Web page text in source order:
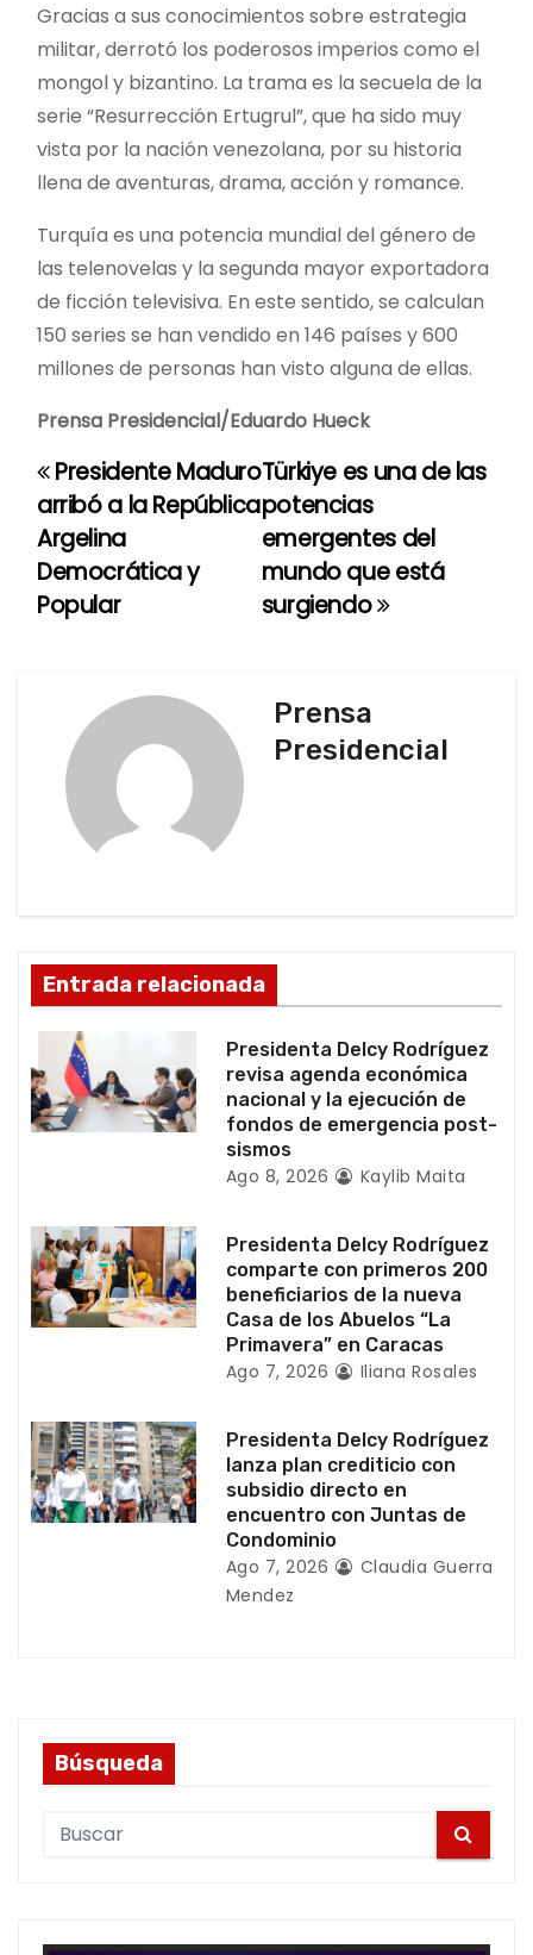
Gracias a sus conocimientos sobre estrategia
militar, derrotó los poderosos imperios como el
mongol y bizantino. La trama es la secuela de la
serie “Resurrección Ertugrul”, que ha sido muy
vista por la nación venezolana, por su historia
llena de aventuras, drama, acción y romance.
Turquía es una potencia mundial del género de
las telenovelas y la segunda mayor exportadora
de ficción televisiva. En este sentido, se calculan
150 series se han vendido en 146 países y 600
millones de personas han visto alguna de ellas.
Prensa Presidencial/Eduardo Hueck
N
a
v
d
e
e
n
r
a
d
s
Türkiye es una de las
potencias
emergentes del
mundo que está
surgiendo
Presidente Maduro
arribó a la República
Argelina
Democrática y
Popular
Prensa
Presidencial
Entrada relacionada
Presidenta Delcy Rodríguez
revisa agenda económica
nacional y la ejecución de
fondos de emergencia post-
sismos
Ago 8, 2026 Kaylib Maita
Presidenta Delcy Rodríguez
comparte con primeros 200
beneficiarios de la nueva
Casa de los Abuelos “La
Primavera” en Caracas
Ago 7, 2026 Iliana Rosales
Presidenta Delcy Rodríguez
lanza plan crediticio con
subsidio directo en
encuentro con Juntas de
Condominio
Ago 7, 2026
Claudia Guerra
Mendez
Búsqueda